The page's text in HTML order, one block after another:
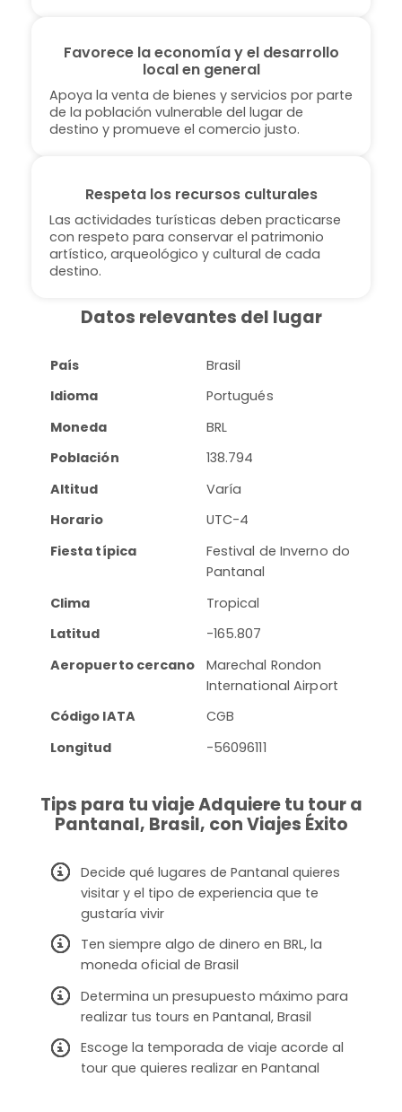
Favorece la economía y el desarrollo
local en general
Apoya la venta de bienes y servicios por parte
de la población vulnerable del lugar de
destino y promueve el comercio justo.
Respeta los recursos culturales
Las actividades turísticas deben practicarse
con respeto para conservar el patrimonio
artístico, arqueológico y cultural de cada
destino.
Datos relevantes del lugar
País
Brasil
Idioma
Portugués
Moneda
BRL
Población
138.794
Altitud
Varía
Horario
UTC-4
Fiesta típica
Festival de Inverno do
Pantanal
Clima
Tropical
Latitud
-165.807
Aeropuerto cercano
Marechal Rondon
International Airport
Código IATA
CGB
Longitud
-56096111
Tips para tu viaje Adquiere tu tour a
Pantanal, Brasil, con Viajes Éxito
Decide qué lugares de Pantanal quieres
visitar y el tipo de experiencia que te
gustaría vivir
Ten siempre algo de dinero en BRL, la
moneda oficial de Brasil
Determina un presupuesto máximo para
realizar tus tours en Pantanal, Brasil
Escoge la temporada de viaje acorde al
tour que quieres realizar en Pantanal